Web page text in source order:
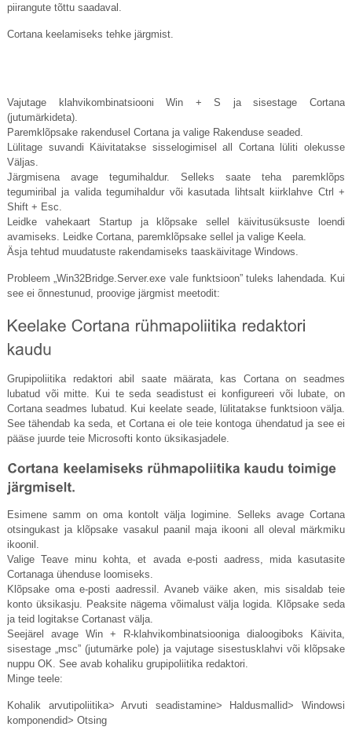
piirangute tõttu saadaval.
Cortana keelamiseks tehke järgmist.
Vajutage klahvikombinatsiooni Win + S ja sisestage Cortana
(jutumärkideta).
Paremklõpsake rakendusel Cortana ja valige Rakenduse seaded.
Lülitage suvandi Käivitatakse sisselogimisel all Cortana lüliti olekusse
Väljas.
Järgmisena avage tegumihaldur. Selleks saate teha paremklõps
tegumiribal ja valida tegumihaldur või kasutada lihtsalt kiirklahve Ctrl +
Shift + Esc.
Leidke vahekaart Startup ja klõpsake sellel käivitusüksuste loendi
avamiseks. Leidke Cortana, paremklõpsake sellel ja valige Keela.
Äsja tehtud muudatuste rakendamiseks taaskäivitage Windows.
Probleem „Win32Bridge.Server.exe vale funktsioon” tuleks lahendada. Kui
see ei õnnestunud, proovige järgmist meetodit:
Grupipoliitika redaktori abil saate määrata, kas Cortana on seadmes
lubatud või mitte. Kui te seda seadistust ei konfigureeri või lubate, on
Cortana seadmes lubatud. Kui keelate seade, lülitatakse funktsioon välja.
See tähendab ka seda, et Cortana ei ole teie kontoga ühendatud ja see ei
pääse juurde teie Microsofti konto üksikasjadele.
Esimene samm on oma kontolt välja logimine. Selleks avage Cortana
otsingukast ja klõpsake vasakul paanil maja ikooni all oleval märkmiku
ikoonil.
Valige Teave minu kohta, et avada e-posti aadress, mida kasutasite
Cortanaga ühenduse loomiseks.
Klõpsake oma e-posti aadressil. Avaneb väike aken, mis sisaldab teie
konto üksikasju. Peaksite nägema võimalust välja logida. Klõpsake seda
ja teid logitakse Cortanast välja.
Seejärel avage Win + R-klahvikombinatsiooniga dialoogiboks Käivita,
sisestage „msc” (jutumärke pole) ja vajutage sisestusklahvi või klõpsake
nuppu OK. See avab kohaliku grupipoliitika redaktori.
Minge teele:
Kohalik arvutipoliitika> Arvuti seadistamine> Haldusmallid> Windowsi
komponendid> Otsing